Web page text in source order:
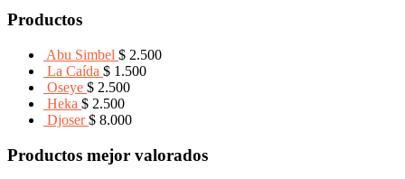
Productos
Abu Simbel $ 2.500
La Caída $ 1.500
Oseye $ 2.500
Heka $ 2.500
Djoser $ 8.000
Productos mejor valorados